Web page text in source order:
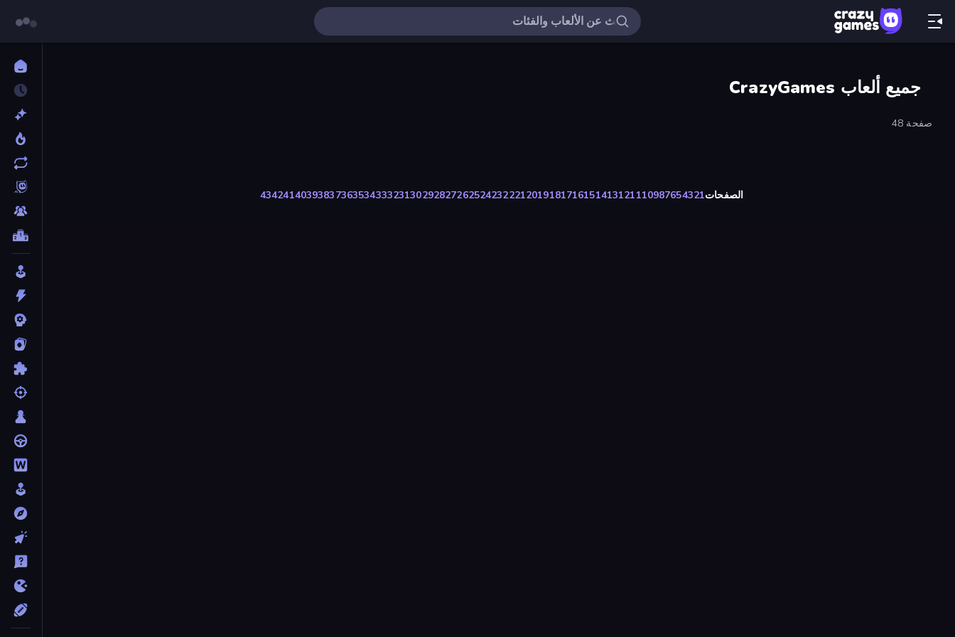
جميع ألعاب CrazyGames
صفحة 48
الصفحات1
2
3
4
5
6
7
8
9
10
11
12
13
14
15
16
17
18
19
20
21
22
23
24
25
26
27
28
29
30
31
32
33
34
35
36
37
38
39
40
41
42
43